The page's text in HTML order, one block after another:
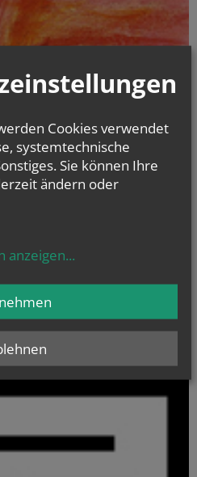
Cookies verwendet
systemtechnische
Sie können Ihre
ändern oder
anzeigen...